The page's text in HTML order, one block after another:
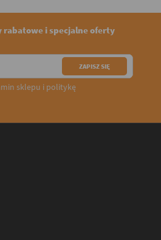
rabatowe i specjalne oferty
sklepu i politykę